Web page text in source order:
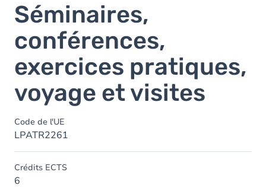
Séminaires,
conférences,
exercices pratiques,
voyage et visites
Code de l'UE
LPATR2261
Crédits ECTS
6